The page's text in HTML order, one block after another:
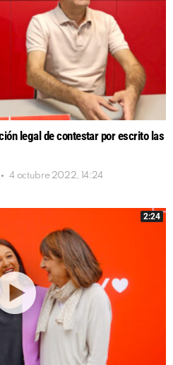
legal de contestar por escrito las
4 octubre 2022, 14:24
2:24